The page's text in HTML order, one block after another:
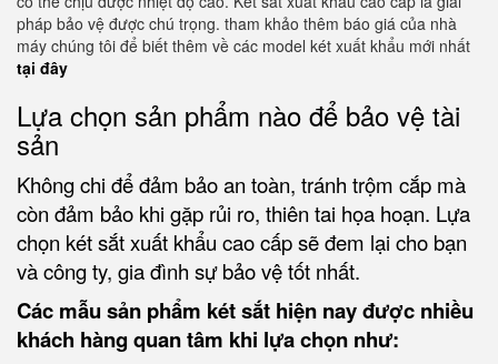
pháp bảo vệ được chú trọng. tham khảo thêm báo giá của nhà
máy chúng tôi để biết thêm về các model két xuất khẩu mới nhất
tại đây
Lựa chọn sản phẩm nào để bảo vệ tài
sản
Không chi để đảm bảo an toàn, tránh trộm cắp mà
còn đảm bảo khi gặp rủi ro, thiên tai họa hoạn. Lựa
chọn két sắt xuất khẩu cao cấp sẽ đem lại cho bạn
và công ty, gia đình sự bảo vệ tốt nhất.
Các mẫu sản phẩm két sắt hiện nay được nhiều
khách hàng quan tâm khi lựa chọn như: